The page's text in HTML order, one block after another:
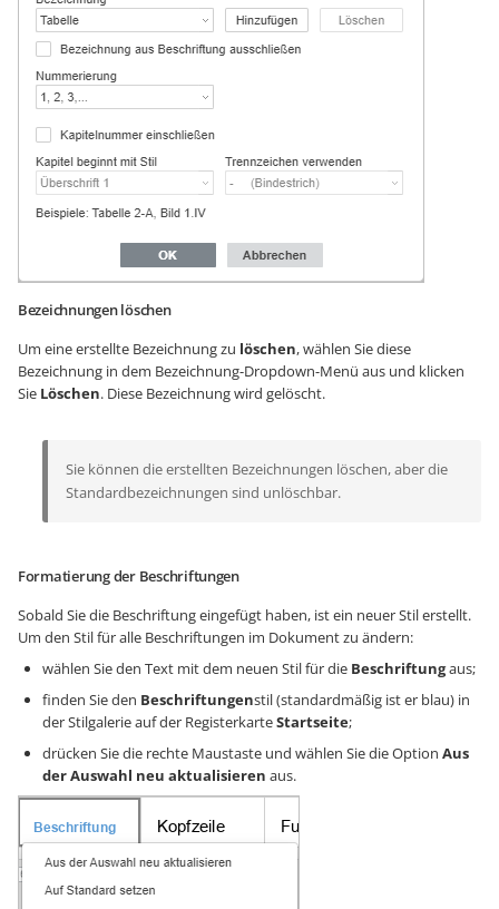
Bezeichnungen löschen
Um eine erstellte Bezeichnung zu löschen, wählen Sie diese
Bezeichnung in dem Bezeichnung-Dropdown-Menü aus und klicken
Sie Löschen. Diese Bezeichnung wird gelöscht.
Sie können die erstellten Bezeichnungen löschen, aber die
Standardbezeichnungen sind unlöschbar.
Formatierung der Beschriftungen
Sobald Sie die Beschriftung eingefügt haben, ist ein neuer Stil erstellt.
Um den Stil für alle Beschriftungen im Dokument zu ändern:
wählen Sie den Text mit dem neuen Stil für die Beschriftungaus;
finden Sie den Beschriftungenstil (standardmäßig ist er blau) in
der Stilgalerie auf der RegisterkarteStartseite;
drücken Sie die rechte Maustaste und wählen Sie die Option Aus
der Auswahl neu aktualisieren aus.